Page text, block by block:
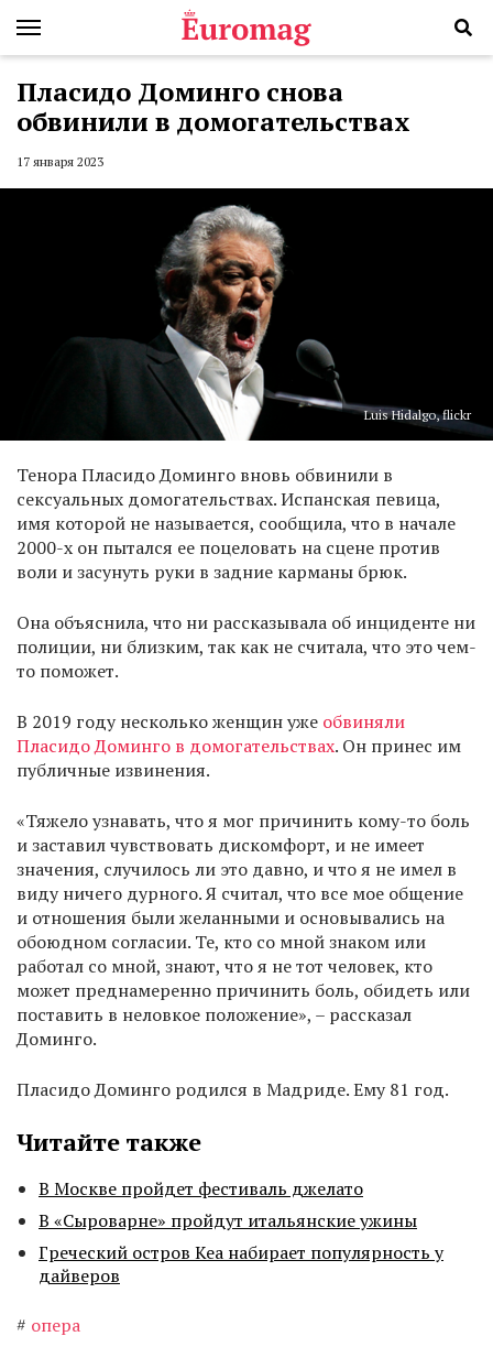
Пласидо Доминго снова
обвинили в домогательствах
17 января 2023
Luis Hidalgo, flickr
Тенора Пласидо Доминго вновь обвинили в
сексуальных домогательствах. Испанская певица,
имя которой не называется, сообщила, что в начале
2000-х он пытался ее поцеловать на сцене против
воли и засунуть руки в задние карманы брюк.
Она объяснила, что ни рассказывала об инциденте ни
полиции, ни близким, так как не считала, что это чем-
то поможет.
В 2019 году несколько женщин уже обвиняли
Пласидо Доминго в домогательствах. Он принес им
публичные извинения.
«Тяжело узнавать, что я мог причинить кому-то боль
и заставил чувствовать дискомфорт, и не имеет
значения, случилось ли это давно, и что я не имел в
виду ничего дурного. Я считал, что все мое общение
и отношения были желанными и основывались на
обоюдном согласии. Те, кто со мной знаком или
работал со мной, знают, что я не тот человек, кто
может преднамеренно причинить боль, обидеть или
поставить в неловкое положение», – рассказал
Доминго.
Пласидо Доминго родился в Мадриде. Ему 81 год.
Читайте также
В Москве пройдет фестиваль джелато
В «Сыроварне» пройдут итальянские ужины
Греческий остров Кеа набирает популярность у
дайверов
# опера